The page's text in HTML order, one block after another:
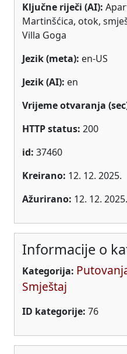
Ključne riječi (AI):
Martinšćica, otok,
Villa Goga
Jezik (meta): en-US
Jezik (AI): en
Vrijeme otvaranja
HTTP status: 200
id: 37460
Kreirano: 12. 12. 2025.
Ažurirano: 12. 12. 2025.
Informacije o
Kategorija:
Smještaj
ID kategorije: 76